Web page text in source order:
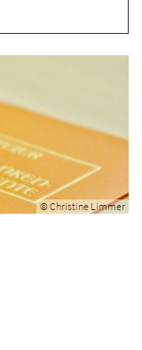
© Christine Limmer